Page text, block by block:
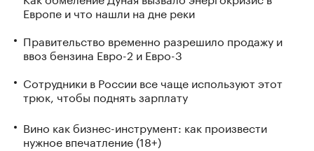
Европе и что нашли на дне реки
Правительство временно разрешило продажу и
ввоз бензина Евро-2 и Евро-3
Сотрудники в России все чаще используют этот
трюк, чтобы поднять зарплату
Вино как бизнес-инструмент: как произвести
нужное впечатление (18+)